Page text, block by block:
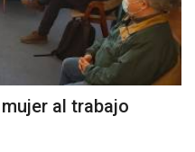
al trabajo